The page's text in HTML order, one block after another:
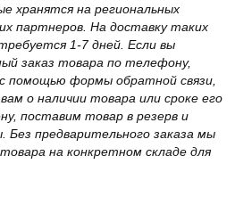
хранятся на региональных
партнеров. На доставку таких
1-7 дней. Если вы
заказ товара по телефону,
помощью формы обратной связи,
о наличии товара или сроке его
поставим товар в резерв и
предварительного заказа мы
на конкретном складе для